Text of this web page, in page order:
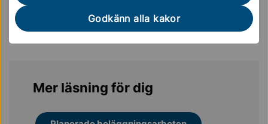
Godkänn alla kakor
08-579 210 00
kontaktcenter@sollentuna.se
Mer läsning för dig